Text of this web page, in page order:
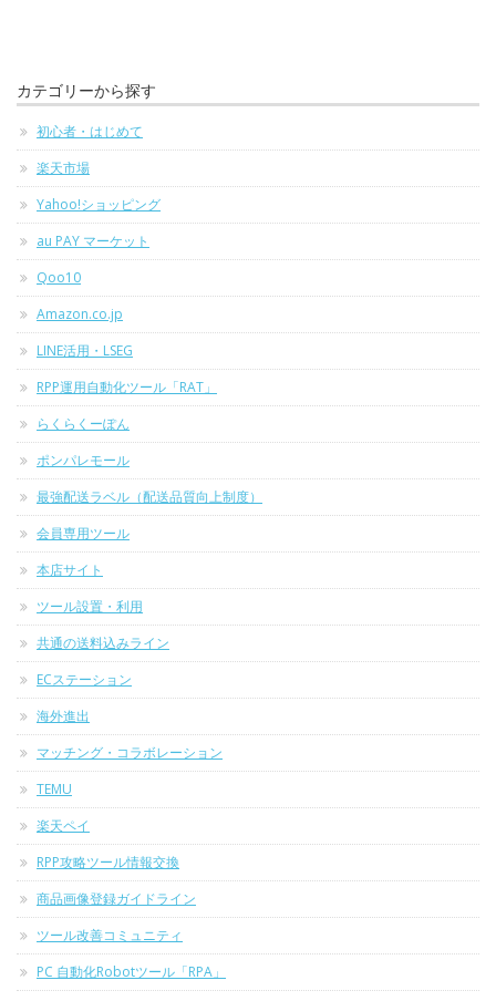
カテゴリーから探す
初心者・はじめて
楽天市場
Yahoo!ショッピング
au PAY マーケット
Qoo10
Amazon.co.jp
LINE活用・LSEG
RPP運用自動化ツール「RAT」
らくらくーぽん
ポンパレモール
最強配送ラベル（配送品質向上制度）
会員専用ツール
本店サイト
ツール設置・利用
共通の送料込みライン
ECステーション
海外進出
マッチング・コラボレーション
TEMU
楽天ペイ
RPP攻略ツール情報交換
商品画像登録ガイドライン
ツール改善コミュニティ
PC 自動化Robotツール「RPA」